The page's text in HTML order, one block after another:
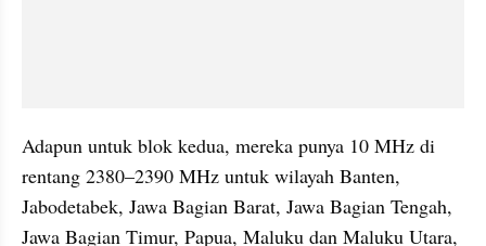
Adapun untuk blok kedua, mereka punya 10 MHz di
rentang 2380–2390 MHz untuk wilayah Banten,
Jabodetabek, Jawa Bagian Barat, Jawa Bagian Tengah,
Jawa Bagian Timur, Papua, Maluku dan Maluku Utara,